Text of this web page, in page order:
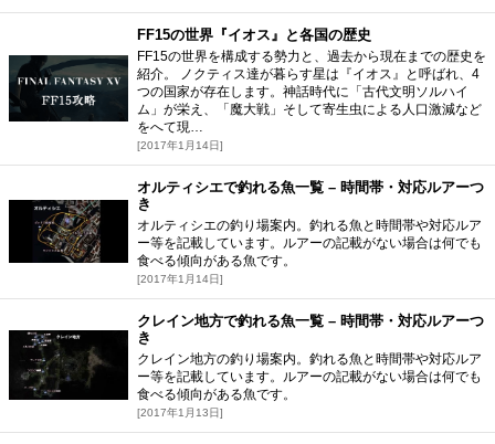
FF15の世界『イオス』と各国の歴史
FF15の世界を構成する勢力と、過去から現在までの歴史を
紹介。 ノクティス達が暮らす星は『イオス』と呼ばれ、4
つの国家が存在します。神話時代に「古代文明ソルハイ
ム」が栄え、「魔大戦」そして寄生虫による人口激減など
をへて現…
[2017年1月14日]
オルティシエで釣れる魚一覧 – 時間帯・対応ルアーつ
き
オルティシエの釣り場案内。釣れる魚と時間帯や対応ルア
ー等を記載しています。ルアーの記載がない場合は何でも
食べる傾向がある魚です。
[2017年1月14日]
クレイン地方で釣れる魚一覧 – 時間帯・対応ルアーつ
き
クレイン地方の釣り場案内。釣れる魚と時間帯や対応ルア
ー等を記載しています。ルアーの記載がない場合は何でも
食べる傾向がある魚です。
[2017年1月13日]